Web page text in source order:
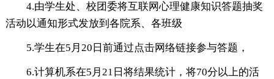
4.由学生处、校团委将互联网心理健康知识答题抽奖
活动以通知形式发放到各院系、各班级
5.学生在5月20日前通过点击网络链接参与答题，
6.计算机系在5月21日将结果统计，将70分以上的活